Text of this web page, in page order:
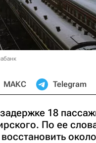
МАКС Telegram
18
По ее